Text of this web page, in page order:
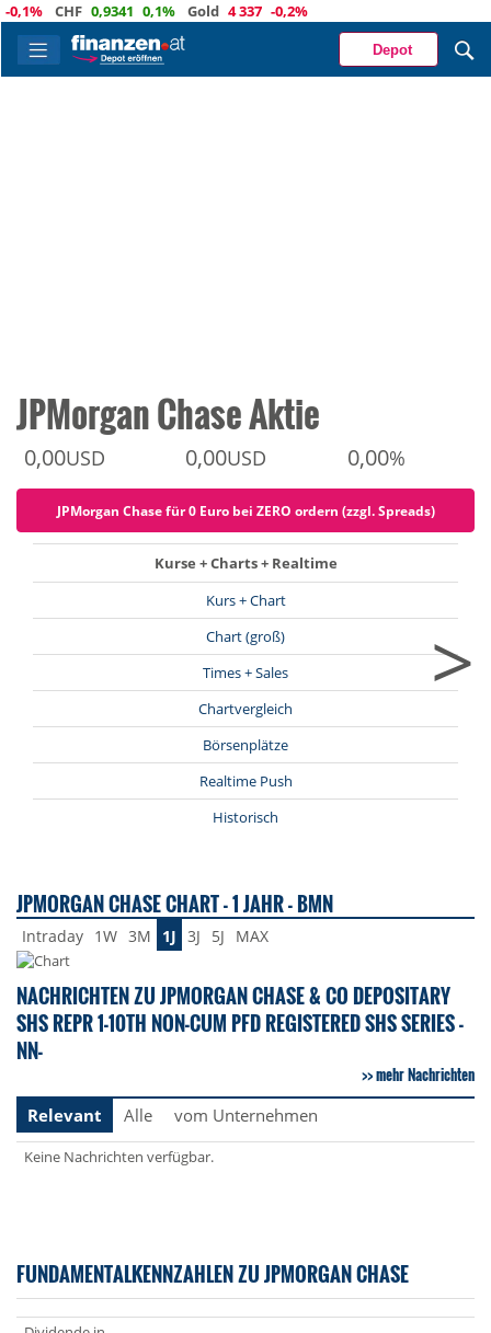
CHF 0,9341 0,1% Gold 4 337 -0,2%
Depot
JPMorgan Chase Aktie
0,00USD 0,00USD 0,00%
JPMorgan Chase für 0 Euro bei ZERO ordern (zzgl. Spreads)
Kurse + Charts + Realtime
Kurs + Chart
Chart (groß)
Times + Sales
Chartvergleich
Börsenplätze
Realtime Push
Historisch
>
JPMORGAN CHASE CHART - 1 JAHR - BMN
Intraday 1W 3M 1J 3J 5J MAX
NACHRICHTEN ZU JPMORGAN CHASE & CO DEPOSITARY
SHS REPR 1-10TH NON-CUM PFD REGISTERED SHS SERIES -
NN-
mehr Nachrichten
Relevant
Alle vom Unternehmen
Keine Nachrichten verfügbar.
FUNDAMENTALKENNZAHLEN ZU JPMORGAN CHASE